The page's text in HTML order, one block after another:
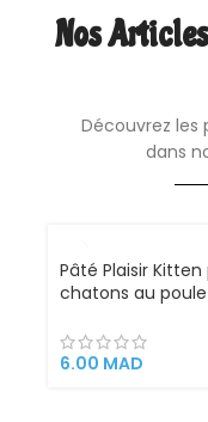
Nos
Découvrez les
dans
Pâté Plaisir
chatons au
pour les chatons
pleine croissance
6.00 MAD